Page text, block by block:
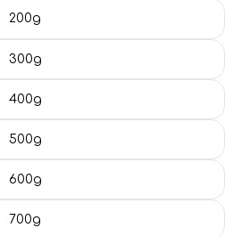
200g
300g
400g
500g
600g
700g